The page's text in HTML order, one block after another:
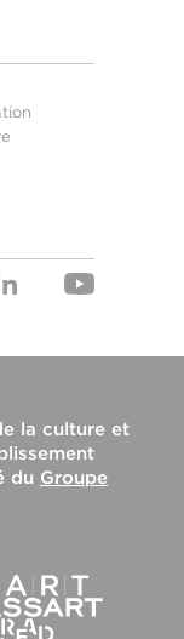
la culture et
du Groupe